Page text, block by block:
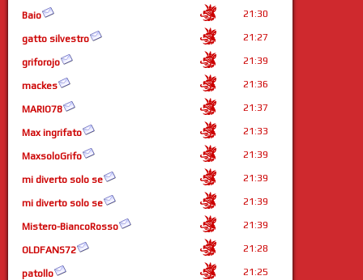
Baio 21:30
gatto silvestro 21:27
griforojo 21:39
mackes 21:36
MARIO78 21:37
Max ingrifato 21:33
MaxsoloGrifo 21:39
mi diverto solo se 21:39
mi diverto solo se 21:39
Mistero-BiancoRosso 21:39
OLDFANS72 21:28
patollo 21:25